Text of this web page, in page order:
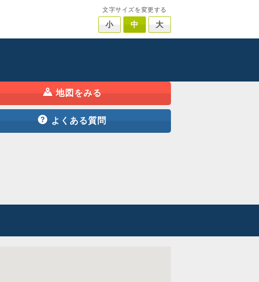
文字サイズを変更する
小 中 大
地図をみる
よくある質問